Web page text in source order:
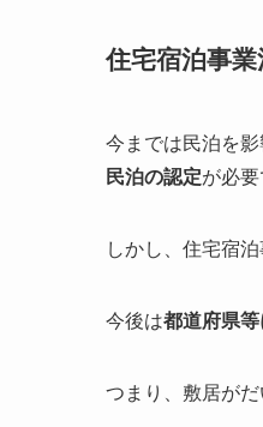
住宅宿泊事
今までは民泊を
民泊の認定が必要
しかし、住宅宿
今後は都道府県
つまり、敷居が